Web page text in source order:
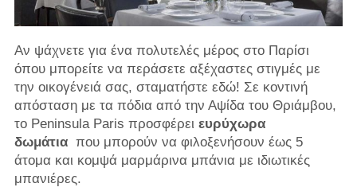
Αν ψάχνετε για ένα πολυτελές μέρος στο Παρίσι
όπου μπορείτε να περάσετε αξέχαστες στιγμές με
την οικογένειά σας, σταματήστε εδώ! Σε κοντινή
απόσταση με τα πόδια από την Αψίδα του Θριάμβου,
το Peninsula Paris προσφέρει ευρύχωρα
δωμάτιαπου μπορούν να φιλοξενήσουν έως 5
άτομα και κομψά μαρμάρινα μπάνια με ιδιωτικές
μπανιέρες.